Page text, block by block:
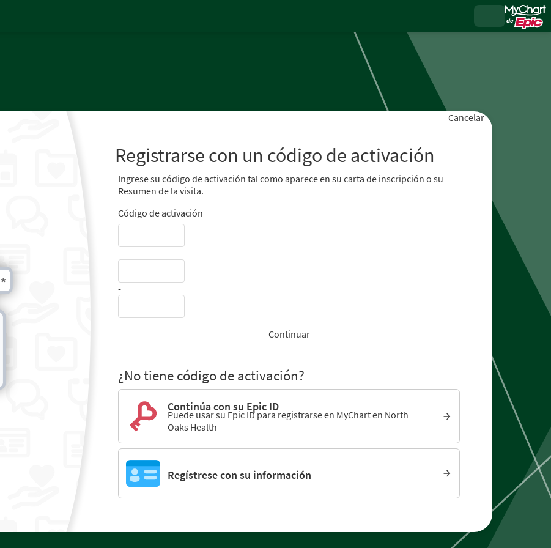
Cancelar
Registrarse con un código de activación
Ingrese su código de activación tal como aparece en su carta de inscripción o su
Resumen de la visita.
Código de activación
-
-
Continuar
¿No tiene código de activación?
Continúa con su Epic ID
Puede usar su Epic ID para registrarse en MyChart en North
Oaks Health
Regístrese con su información